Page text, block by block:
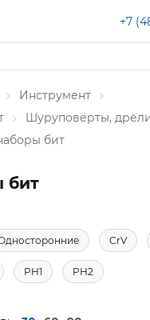
+7
Инструмент
Шуруповёрты,
бит
бит
CrV
PH1 PH2